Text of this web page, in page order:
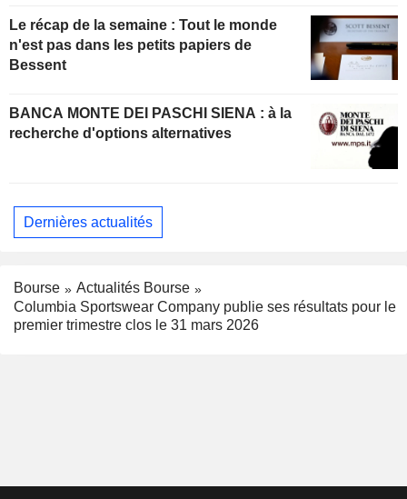
Le récap de la semaine : Tout le monde
n'est pas dans les petits papiers de
Bessent
BANCA MONTE DEI PASCHI SIENA : à la
recherche d'options alternatives
Dernières actualités
Bourse
Actualités Bourse
Columbia Sportswear Company publie ses résultats pour le
premier trimestre clos le 31 mars 2026